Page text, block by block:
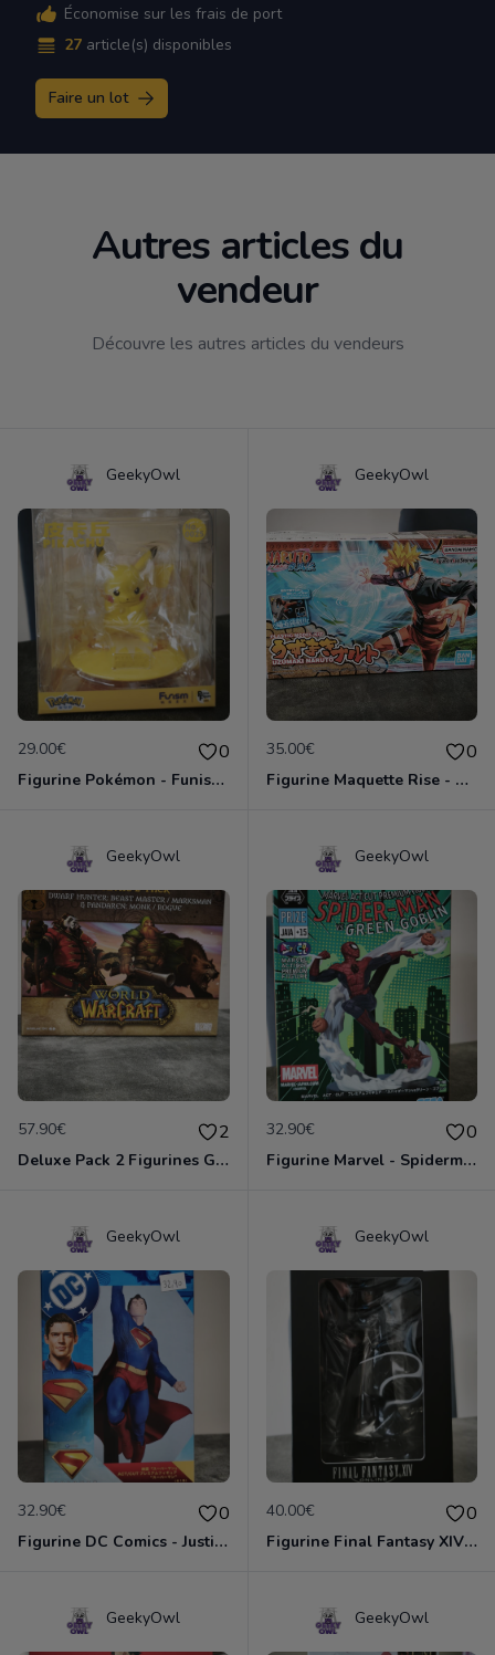
Économise sur les frais de port
27 article(s) disponibles
Faire un lot
Autres articles du
vendeur
Découvre les autres articles du vendeurs
GeekyOwl
29.00€ 0
Figurine Pokémon - Funism Prime - Pikachu
GeekyOwl
35.00€ 0
Figurine Maquette Rise - Naruto Uzumaki
GeekyOwl
57.90€ 2
Deluxe Pack 2 Figurines Gold Blizzard - World Of Warcraft - Pandaren Moine / Voleur et Nain Chasseur
GeekyOwl
32.90€ 0
Figurine Marvel - Spiderman ( vs Green Gobelin)
GeekyOwl
32.90€ 0
Figurine DC Comics - Justice League - Superman
GeekyOwl
40.00€ 0
Figurine Final Fantasy XIV - Hythlodaeus
GeekyOwl GeekyOwl